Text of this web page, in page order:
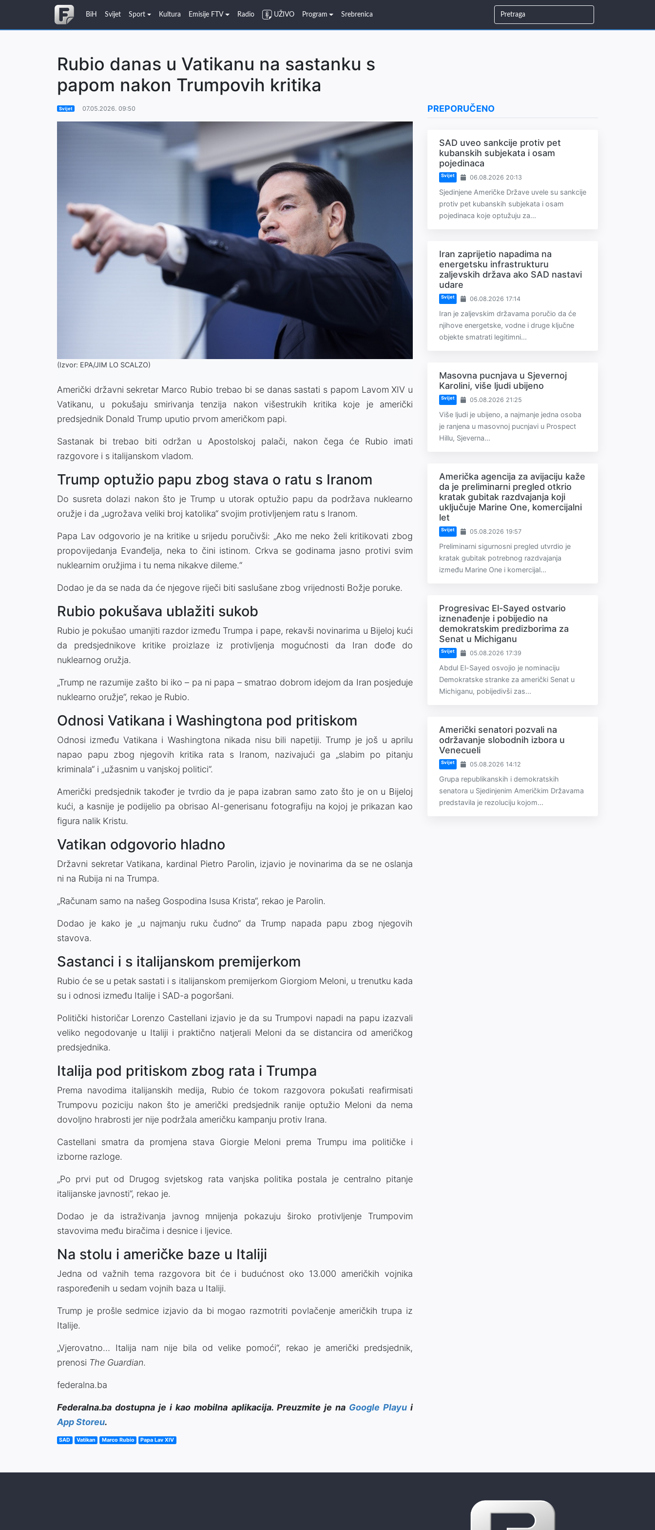
BiH Svijet Sport Kultura Emisije FTV Radio UŽIVO Program Srebrenica
Rubio danas u Vatikanu na sastanku s
papom nakon Trumpovih kritika
Svijet 07.05.2026. 09:50
(Izvor: EPA/JIM LO SCALZO)
Američki državni sekretar Marco Rubio trebao bi se danas sastati s papom Lavom XIV u
Vatikanu, u pokušaju smirivanja tenzija nakon višestrukih kritika koje je američki
predsjednik Donald Trump uputio prvom američkom papi.
Sastanak bi trebao biti održan u Apostolskoj palači, nakon čega će Rubio imati
razgovore i s italijanskom vladom.
Trump optužio papu zbog stava o ratu s Iranom
Do susreta dolazi nakon što je Trump u utorak optužio papu da podržava nuklearno
oružje i da „ugrožava veliki broj katolika“ svojim protivljenjem ratu s Iranom.
Papa Lav odgovorio je na kritike u srijedu poručivši: „Ako me neko želi kritikovati zbog
propovijedanja Evanđelja, neka to čini istinom. Crkva se godinama jasno protivi svim
nuklearnim oružjima i tu nema nikakve dileme.“
Dodao je da se nada da će njegove riječi biti saslušane zbog vrijednosti Božje poruke.
Rubio pokušava ublažiti sukob
Rubio je pokušao umanjiti razdor između Trumpa i pape, rekavši novinarima u Bijeloj kući
da predsjednikove kritike proizlaze iz protivljenja mogućnosti da Iran dođe do
nuklearnog oružja.
„Trump ne razumije zašto bi iko – pa ni papa – smatrao dobrom idejom da Iran posjeduje
nuklearno oružje“, rekao je Rubio.
Odnosi Vatikana i Washingtona pod pritiskom
Odnosi između Vatikana i Washingtona nikada nisu bili napetiji. Trump je još u aprilu
napao papu zbog njegovih kritika rata s Iranom, nazivajući ga „slabim po pitanju
kriminala“ i „užasnim u vanjskoj politici“.
Američki predsjednik također je tvrdio da je papa izabran samo zato što je on u Bijeloj
kući, a kasnije je podijelio pa obrisao AI-generisanu fotografiju na kojoj je prikazan kao
figura nalik Kristu.
Vatikan odgovorio hladno
Državni sekretar Vatikana, kardinal Pietro Parolin, izjavio je novinarima da se ne oslanja
ni na Rubija ni na Trumpa.
„Računam samo na našeg Gospodina Isusa Krista“, rekao je Parolin.
Dodao je kako je „u najmanju ruku čudno“ da Trump napada papu zbog njegovih
stavova.
Sastanci i s italijanskom premijerkom
Rubio će se u petak sastati i s italijanskom premijerkom Giorgiom Meloni, u trenutku kada
su i odnosi između Italije i SAD-a pogoršani.
Politički historičar Lorenzo Castellani izjavio je da su Trumpovi napadi na papu izazvali
veliko negodovanje u Italiji i praktično natjerali Meloni da se distancira od američkog
predsjednika.
Italija pod pritiskom zbog rata i Trumpa
Prema navodima italijanskih medija, Rubio će tokom razgovora pokušati reafirmisati
Trumpovu poziciju nakon što je američki predsjednik ranije optužio Meloni da nema
dovoljno hrabrosti jer nije podržala američku kampanju protiv Irana.
Castellani smatra da promjena stava Giorgie Meloni prema Trumpu ima političke i
izborne razloge.
„Po prvi put od Drugog svjetskog rata vanjska politika postala je centralno pitanje
italijanske javnosti“, rekao je.
Dodao je da istraživanja javnog mnijenja pokazuju široko protivljenje Trumpovim
stavovima među biračima i desnice i ljevice.
Na stolu i američke baze u Italiji
Jedna od važnih tema razgovora bit će i budućnost oko 13.000 američkih vojnika
raspoređenih u sedam vojnih baza u Italiji.
Trump je prošle sedmice izjavio da bi mogao razmotriti povlačenje američkih trupa iz
Italije.
„Vjerovatno… Italija nam nije bila od velike pomoći“, rekao je američki predsjednik,
prenosi The Guardian.
federalna.ba
Federalna.ba dostupna je i kao mobilna aplikacija. Preuzmite je na Google Playui
App Storeu.
SAD Vatikan Marco Rubio Papa Lav XIV
PREPORUČENO
SAD uveo sankcije protiv pet
kubanskih subjekata i osam
pojedinaca
Svijet 06.08.2026 20:13
Sjedinjene Američke Države uvele su sankcije
protiv pet kubanskih subjekata i osam
pojedinaca koje optužuju za...
Iran zaprijetio napadima na
energetsku infrastrukturu
zaljevskih država ako SAD nastavi
udare
Svijet 06.08.2026 17:14
Iran je zaljevskim državama poručio da će
njihove energetske, vodne i druge ključne
objekte smatrati legitimni...
Masovna pucnjava u Sjevernoj
Karolini, više ljudi ubijeno
Svijet 05.08.2026 21:25
Više ljudi je ubijeno, a najmanje jedna osoba
je ranjena u masovnoj pucnjavi u Prospect
Hillu, Sjeverna...
Američka agencija za avijaciju kaže
da je preliminarni pregled otkrio
kratak gubitak razdvajanja koji
uključuje Marine One, komercijalni
let
Svijet 05.08.2026 19:57
Preliminarni sigurnosni pregled utvrdio je
kratak gubitak potrebnog razdvajanja
između Marine One i komercijal...
Progresivac El-Sayed ostvario
iznenađenje i pobijedio na
demokratskim predizborima za
Senat u Michiganu
Svijet 05.08.2026 17:39
Abdul El-Sayed osvojio je nominaciju
Demokratske stranke za američki Senat u
Michiganu, pobijedivši zas...
Američki senatori pozvali na
održavanje slobodnih izbora u
Venecueli
Svijet 05.08.2026 14:12
Grupa republikanskih i demokratskih
senatora u Sjedinjenim Američkim Državama
predstavila je rezoluciju kojom...